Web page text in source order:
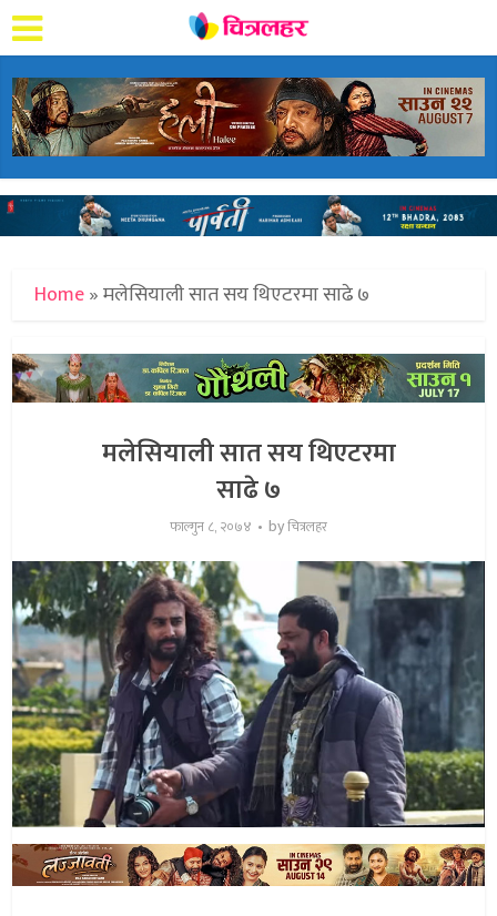
Home»मलेसियाली सात सय थिएटरमा साढे ७
मलेसियाली सात सय थिएटरमा
साढे ७
फाल्गुन ८, २०७४ byचित्रलहर